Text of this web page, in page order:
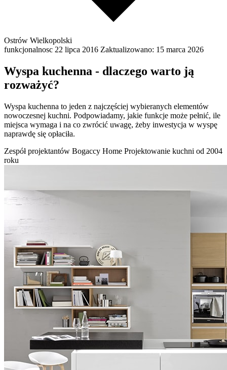
Ostrów Wielkopolski
funkcjonalnosc 22 lipca 2016 Zaktualizowano: 15 marca 2026
Wyspa kuchenna - dlaczego warto ją
rozważyć?
Wyspa kuchenna to jeden z najczęściej wybieranych elementów
nowoczesnej kuchni. Podpowiadamy, jakie funkcje może pełnić, ile
miejsca wymaga i na co zwrócić uwagę, żeby inwestycja w wyspę
naprawdę się opłaciła.
Zespół projektantów Bogaccy Home Projektowanie kuchni od 2004
roku